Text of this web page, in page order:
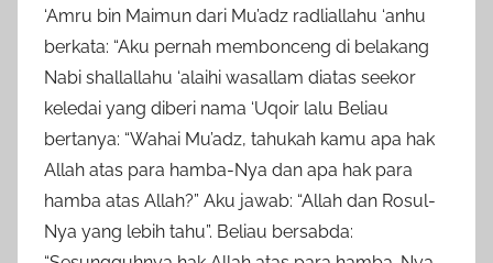
‘Amru bin Maimun dari Mu’adz radliallahu ‘anhu
berkata: “Aku pernah membonceng di belakang
Nabi shallallahu ‘alaihi wasallam diatas seekor
keledai yang diberi nama ‘Uqoir lalu Beliau
bertanya: “Wahai Mu’adz, tahukah kamu apa hak
Allah atas para hamba-Nya dan apa hak para
hamba atas Allah?” Aku jawab: “Allah dan Rosul-
Nya yang lebih tahu”. Beliau bersabda: